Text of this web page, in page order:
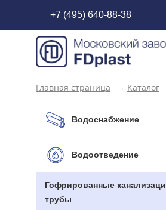
+7 (495) 640-88-38
Главная страница → Каталог
Водоснабжение
Водоотведение
Гофрированные
трубы